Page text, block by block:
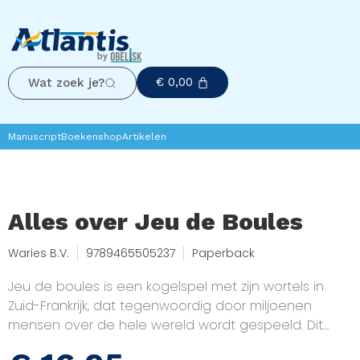
Wat zoek je? € 0,00
ManuscriptBoekenshopArtikelen
Alles over Jeu de Boules
Waries B.V. 9789465505237 Paperback
Jeu de boules is een kogelspel met zijn wortels in
Zuid-Frankrijk, dat tegenwoordig door miljoenen
mensen over de hele wereld wordt gespeeld. Dit